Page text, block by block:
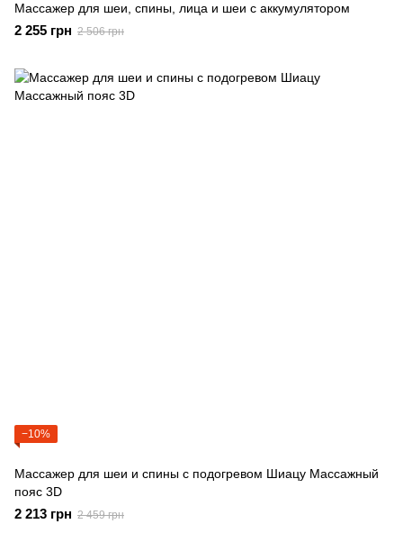
Массажер для шеи, спины, лица и шеи с аккумулятором
2 255 грн 2 506 грн
−10%
Массажер для шеи и спины с подогревом Шиацу Массажный
пояс 3D
2 213 грн 2 459 грн